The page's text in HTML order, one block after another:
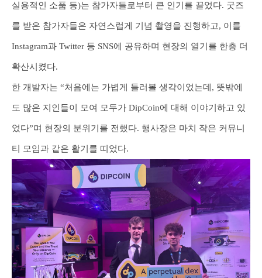
실용적인 소품 등)는 참가자들로부터 큰 인기를 끌었다. 굿즈
를 받은 참가자들은 자연스럽게 기념 촬영을 진행하고, 이를
Instagram과 Twitter 등 SNS에 공유하며 현장의 열기를 한층 더
확산시켰다.
한 개발자는 “처음에는 가볍게 들러볼 생각이었는데, 뜻밖에
도 많은 지인들이 모여 모두가 DipCoin에 대해 이야기하고 있
었다”며 현장의 분위기를 전했다. 행사장은 마치 작은 커뮤니
티 모임과 같은 활기를 띠었다.